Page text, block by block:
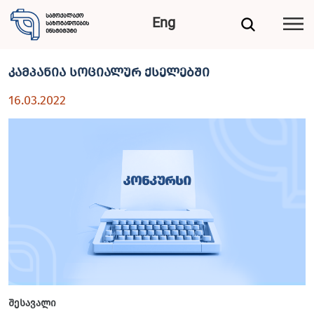
Eng
კამპანია სოციალურ ქსელებში
16.03.2022
შესავალი